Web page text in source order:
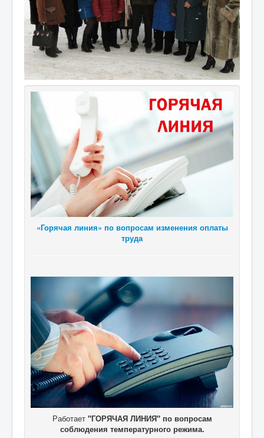
«Горячая линия» по вопросам изменения оплаты
труда
Работает "ГОРЯЧАЯ ЛИНИЯ" по вопросам
соблюдения температурного режима.